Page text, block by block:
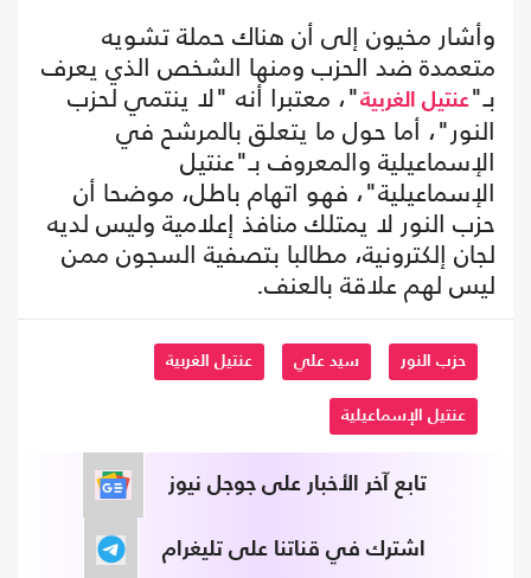
وأشار مخيون إلى أن هناك حملة تشويه
متعمدة ضد الحزب ومنها الشخص الذي يعرف
بـ"عنتيل الغربية"، معتبرا أنه "لا ينتمي لحزب
النور"، أما حول ما يتعلق بالمرشح في
الإسماعيلية والمعروف بـ"عنتيل
الإسماعيلية"، فهو اتهام باطل، موضحا أن
حزب النور لا يمتلك منافذ إعلامية وليس لديه
لجان إلكترونية، مطالبا بتصفية السجون ممن
ليس لهم علاقة بالعنف.
حزب النور سيد علي عنتيل الغربية
عنتيل الإسماعيلية
تابع آخر الأخبار على جوجل نيوز
اشترك في قناتنا على تليغرام